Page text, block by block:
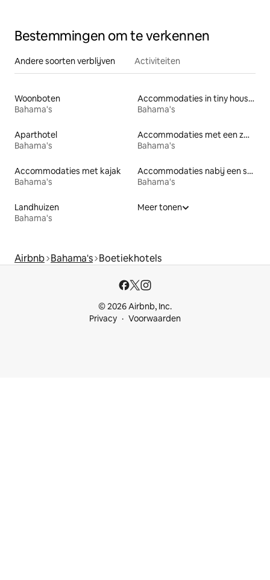
Bestemmingen om te verkennen
Andere soorten verblijven Activiteiten
Woonboten
Bahama's
Accommodaties in tiny houses
Bahama's
Aparthotel
Bahama's
Accommodaties met een zwembad
Bahama's
Accommodaties met kajak
Bahama's
Accommodaties nabij een strand
Bahama's
Landhuizen
Bahama's
Meer tonen
Airbnb Bahama's Boetiekhotels
© 2026 Airbnb, Inc.
Privacy
Voorwaarden